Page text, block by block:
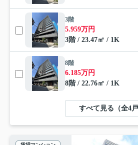
3階
5.959万円
3階 / 23.47㎡ / 1K
8階
6.185万円
8階 / 22.76㎡ / 1K
すべて見る（全4戸